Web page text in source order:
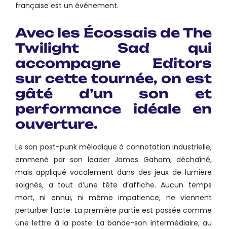
française est un événement.
Avec les Écossais deThe
Twilight Sad qui
accompagne Editors
sur cette tournée, on est
gâté d’un son et
performance idéale en
ouverture.
Le son post-punk mélodique à connotation industrielle,
emmené par son leader James Gaham, déchaîné,
mais appliqué vocalement dans des jeux de lumière
soignés, a tout d’une tête d’affiche. Aucun temps
mort, ni ennui, ni même impatience, ne viennent
perturber l’acte. La première partie est passée comme
une lettre à la poste. La bande-son intermédiaire, au